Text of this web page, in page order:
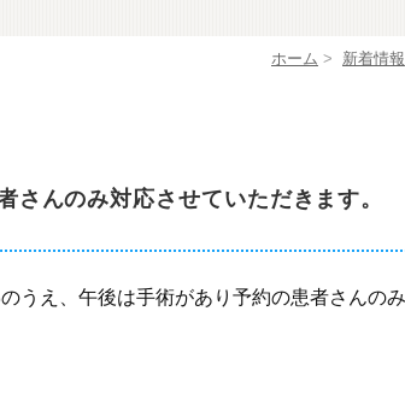
ホーム > 新着情報
さんのみ対応させていただきます。
うえ、午後は手術があり予約の患者さんの